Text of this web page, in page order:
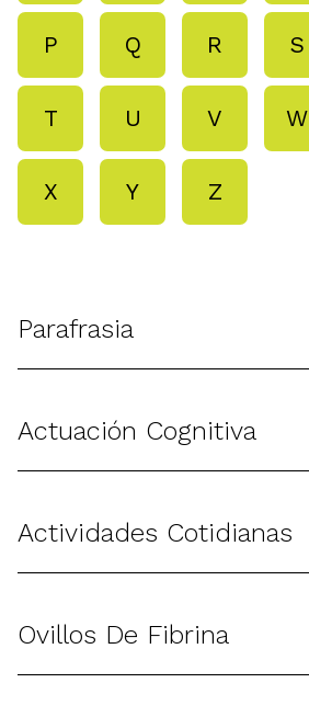
P Q R S
T U V W
X Y Z
Parafrasia
Actuación Cognitiva
Actividades Cotidianas
Ovillos De Fibrina